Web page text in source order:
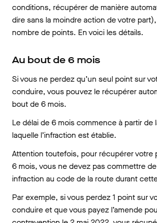
conditions, récupérer de manière
dire sans la moindre action de votre
nombre de points. En voici les détails.
Au bout de 6 mois
Si vous ne perdez qu’un seul point sur
conduire, vous pouvez le récupérer
bout de 6 mois.
Le délai de 6 mois commence à partir de
laquelle l’infraction est établie.
Attention toutefois, pour récupérer votre
6 mois, vous ne devez pas commettre
infraction au code de la route durant
Par exemple, si vous perdez 1 point sur
conduire et que vous payez l’amende